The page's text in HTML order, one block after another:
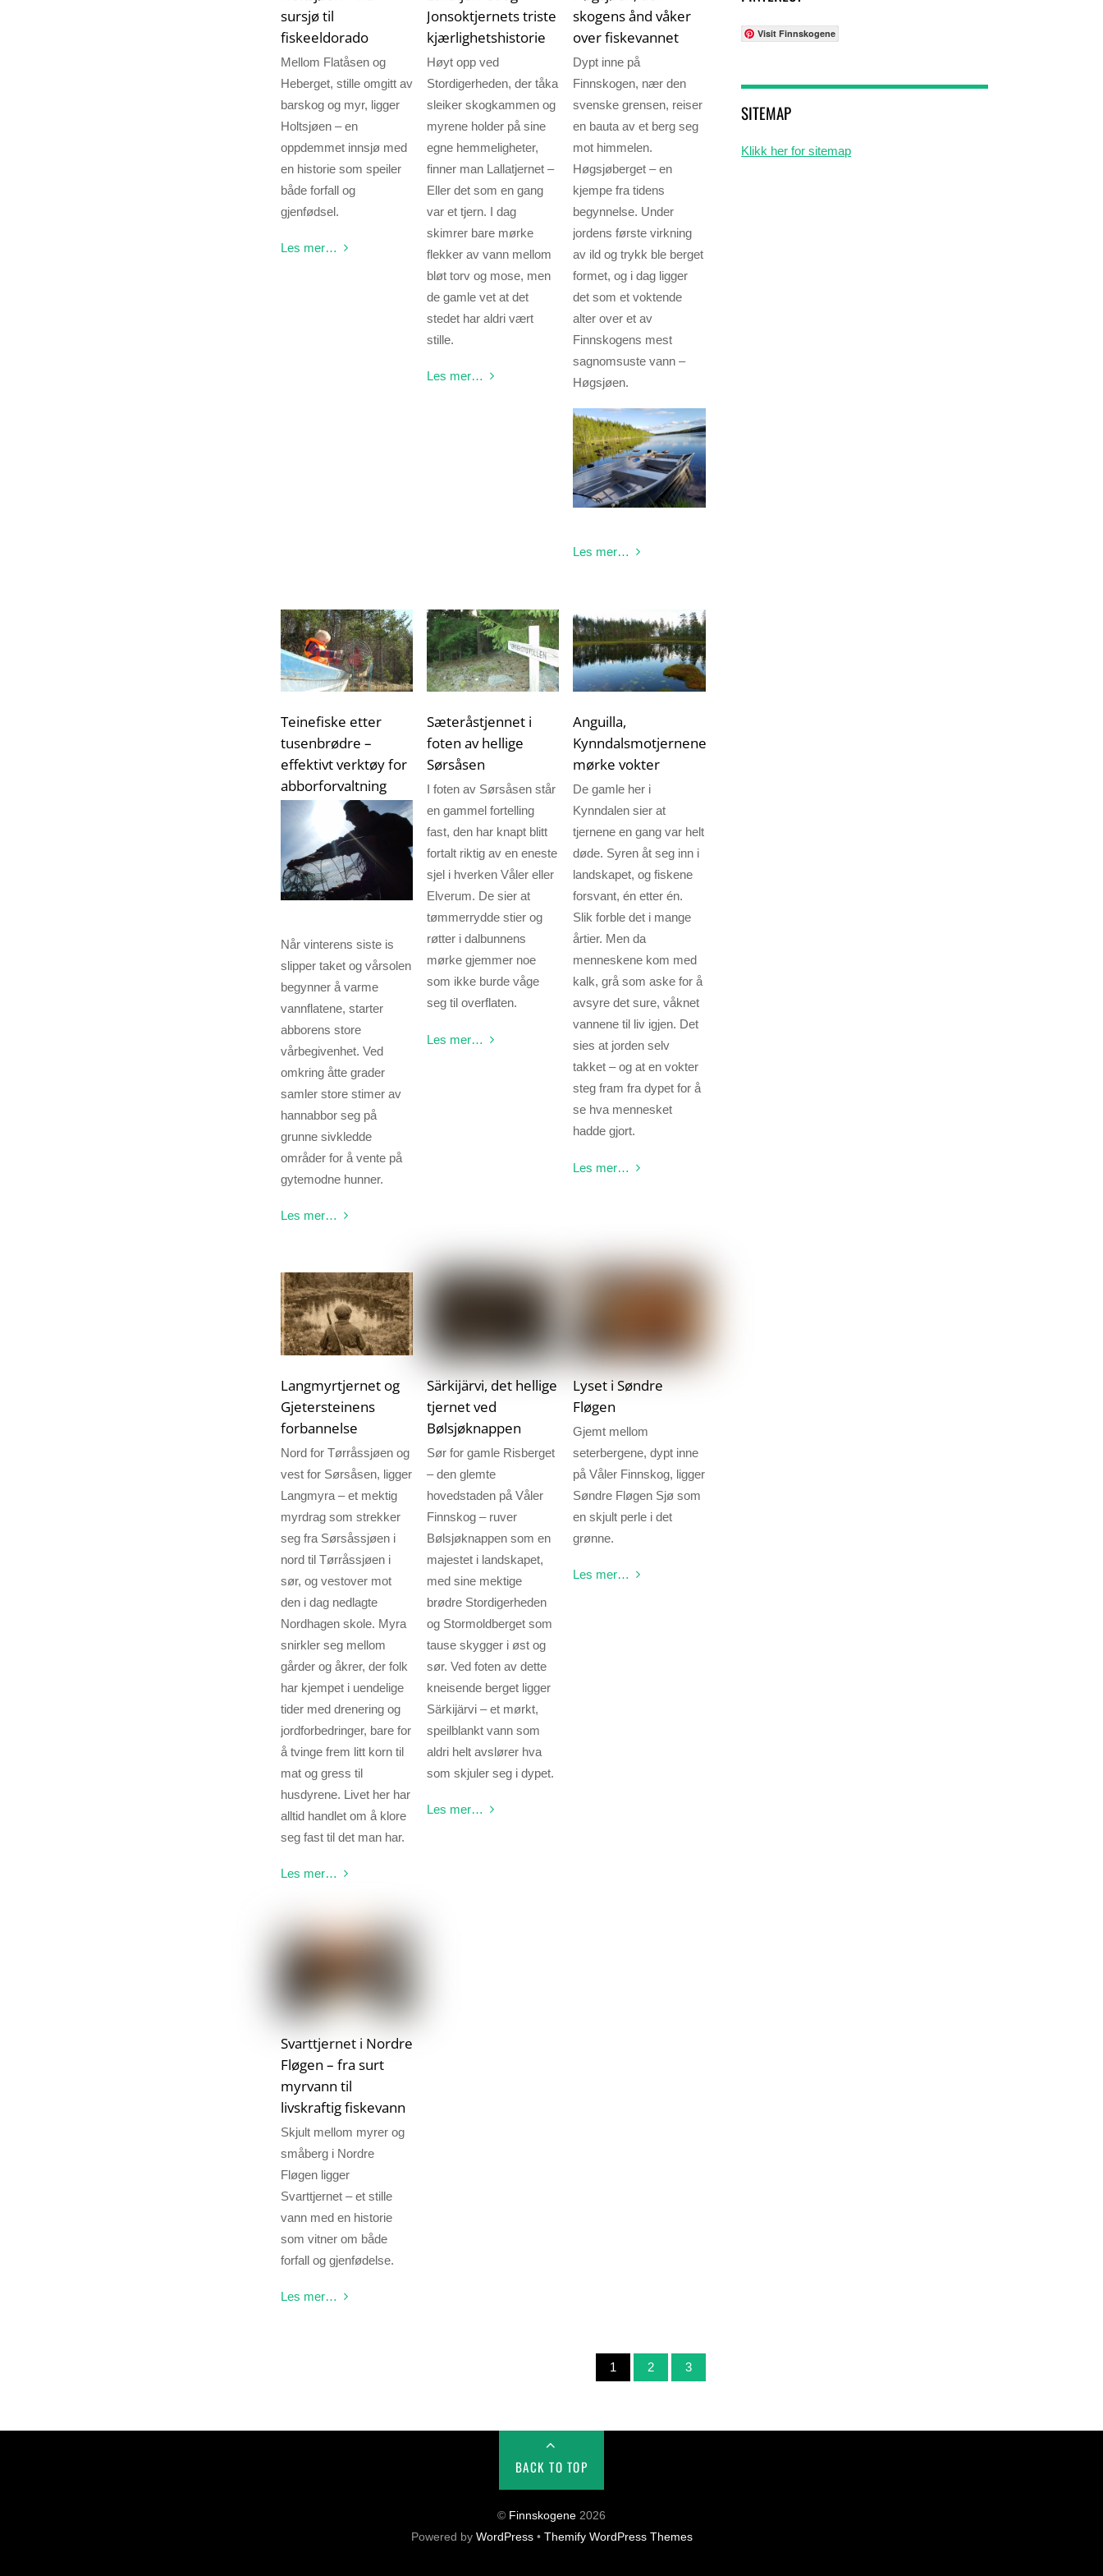
sursjø til
fiskeeldorado
Mellom Flatåsen og
Heberget, stille omgitt av
barskog og myr, ligger
Holtsjøen – en
oppdemmet innsjø med
en historie som speiler
både forfall og
gjenfødsel.
Les mer…
Jonsoktjernets triste
kjærlighetshistorie
Høyt opp ved
Stordigerheden, der tåka
sleiker skogkammen og
myrene holder på sine
egne hemmeligheter,
finner man Lallatjernet –
Eller det som en gang
var et tjern. I dag
skimrer bare mørke
flekker av vann mellom
bløt torv og mose, men
de gamle vet at det
stedet har aldri vært
stille.
Les mer…
skogens ånd våker
over fiskevannet
Dypt inne på
Finnskogen, nær den
svenske grensen, reiser
en bauta av et berg seg
mot himmelen.
Høgsjøberget – en
kjempe fra tidens
begynnelse. Under
jordens første virkning
av ild og trykk ble berget
formet, og i dag ligger
det som et voktende
alter over et av
Finnskogens mest
sagnomsuste vann –
Høgsjøen.
Les mer…
Teinefiske etter
tusenbrødre –
effektivt verktøy for
abborforvaltning
Når vinterens siste is
slipper taket og vårsolen
begynner å varme
vannflatene, starter
abborens store
vårbegivenhet. Ved
omkring åtte grader
samler store stimer av
hannabbor seg på
grunne sivkledde
områder for å vente på
gytemodne hunner.
Les mer…
Sæteråstjennet i
foten av hellige
Sørsåsen
I foten av Sørsåsen står
en gammel fortelling
fast, den har knapt blitt
fortalt riktig av en eneste
sjel i hverken Våler eller
Elverum. De sier at
tømmerrydde stier og
røtter i dalbunnens
mørke gjemmer noe
som ikke burde våge
seg til overflaten.
Les mer…
Anguilla,
Kynndalsmotjernenes
mørke vokter
De gamle her i
Kynndalen sier at
tjernene en gang var helt
døde. Syren åt seg inn i
landskapet, og fiskene
forsvant, én etter én.
Slik forble det i mange
årtier. Men da
menneskene kom med
kalk, grå som aske for å
avsyre det sure, våknet
vannene til liv igjen. Det
sies at jorden selv
takket – og at en vokter
steg fram fra dypet for å
se hva mennesket
hadde gjort.
Les mer…
Langmyrtjernet og
Gjetersteinens
forbannelse
Nord for Tørråssjøen og
vest for Sørsåsen, ligger
Langmyra – et mektig
myrdrag som strekker
seg fra Sørsåssjøen i
nord til Tørråssjøen i
sør, og vestover mot
den i dag nedlagte
Nordhagen skole. Myra
snirkler seg mellom
gårder og åkrer, der folk
har kjempet i uendelige
tider med drenering og
jordforbedringer, bare for
å tvinge frem litt korn til
mat og gress til
husdyrene. Livet her har
alltid handlet om å klore
seg fast til det man har.
Les mer…
Särkijärvi, det hellige
tjernet ved
Bølsjøknappen
Sør for gamle Risberget
– den glemte
hovedstaden på Våler
Finnskog – ruver
Bølsjøknappen som en
majestet i landskapet,
med sine mektige
brødre Stordigerheden
og Stormoldberget som
tause skygger i øst og
sør. Ved foten av dette
kneisende berget ligger
Särkijärvi – et mørkt,
speilblankt vann som
aldri helt avslører hva
som skjuler seg i dypet.
Les mer…
Lyset i Søndre
Fløgen
Gjemt mellom
seterbergene, dypt inne
på Våler Finnskog, ligger
Søndre Fløgen Sjø som
en skjult perle i det
grønne.
Les mer…
Svarttjernet i Nordre
Fløgen – fra surt
myrvann til
livskraftig fiskevann
Skjult mellom myrer og
småberg i Nordre
Fløgen ligger
Svarttjernet – et stille
vann med en historie
som vitner om både
forfall og gjenfødelse.
Les mer…
1 2 3
Visit Finnskogene
SITEMAP
Klikk her for sitemap
BACK TO TOP
© Finnskogene 2026
Powered by WordPress• Themify WordPress Themes